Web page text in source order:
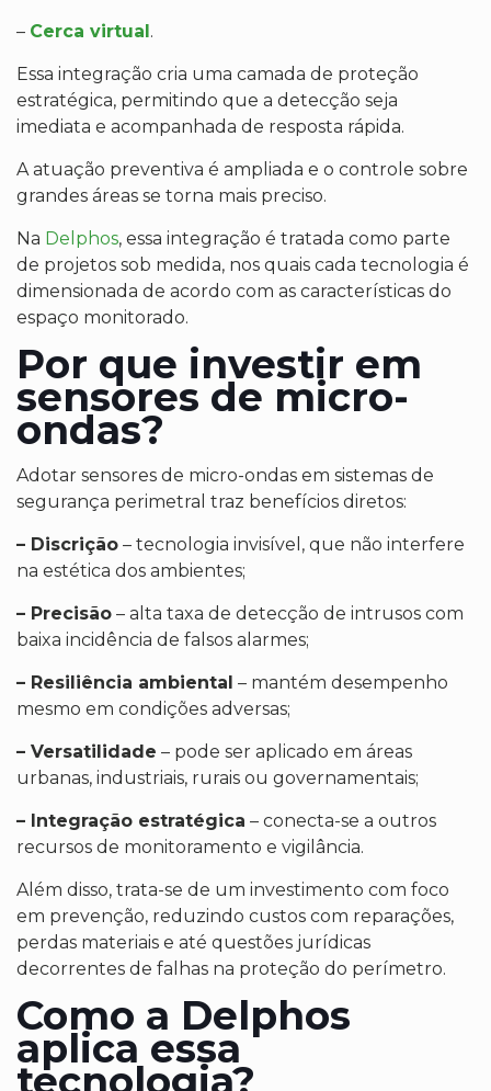
– Cerca virtual.
Essa integração cria uma camada de proteção
estratégica, permitindo que a detecção seja
imediata e acompanhada de resposta rápida.
A atuação preventiva é ampliada e o controle sobre
grandes áreas se torna mais preciso.
Na Delphos, essa integração é tratada como parte
de projetos sob medida, nos quais cada tecnologia é
dimensionada de acordo com as características do
espaço monitorado.
Por que investir em
sensores de micro-
ondas?
Adotar sensores de micro-ondas em sistemas de
segurança perimetral traz benefícios diretos:
– Discrição – tecnologia invisível, que não interfere
na estética dos ambientes;
– Precisão – alta taxa de detecção de intrusos com
baixa incidência de falsos alarmes;
– Resiliência ambiental – mantém desempenho
mesmo em condições adversas;
– Versatilidade – pode ser aplicado em áreas
urbanas, industriais, rurais ou governamentais;
– Integração estratégica – conecta-se a outros
recursos de monitoramento e vigilância.
Além disso, trata-se de um investimento com foco
em prevenção, reduzindo custos com reparações,
perdas materiais e até questões jurídicas
decorrentes de falhas na proteção do perímetro.
Como a Delphos
aplica essa
tecnologia?